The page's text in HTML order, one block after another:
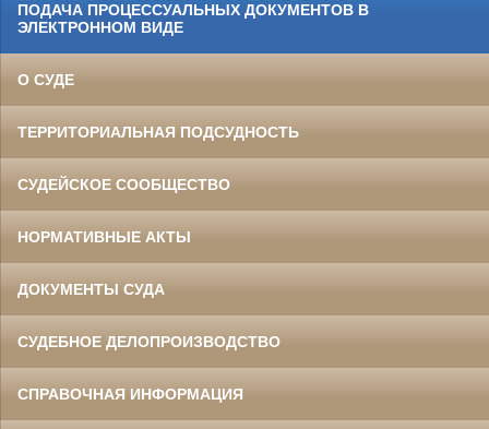
ПОДАЧА ПРОЦЕССУАЛЬНЫХ ДОКУМЕНТОВ В
ЭЛЕКТРОННОМ ВИДЕ
О СУДЕ
ТЕРРИТОРИАЛЬНАЯ ПОДСУДНОСТЬ
СУДЕЙСКОЕ СООБЩЕСТВО
НОРМАТИВНЫЕ АКТЫ
ДОКУМЕНТЫ СУДА
СУДЕБНОЕ ДЕЛОПРОИЗВОДСТВО
СПРАВОЧНАЯ ИНФОРМАЦИЯ